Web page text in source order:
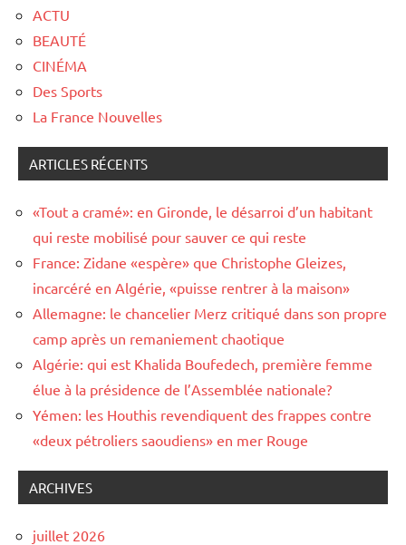
ACTU
BEAUTÉ
CINÉMA
Des Sports
La France Nouvelles
ARTICLES RÉCENTS
«Tout a cramé»: en Gironde, le désarroi d’un habitant
qui reste mobilisé pour sauver ce qui reste
France: Zidane «espère» que Christophe Gleizes,
incarcéré en Algérie, «puisse rentrer à la maison»
Allemagne: le chancelier Merz critiqué dans son propre
camp après un remaniement chaotique
Algérie: qui est Khalida Boufedech, première femme
élue à la présidence de l’Assemblée nationale?
Yémen: les Houthis revendiquent des frappes contre
«deux pétroliers saoudiens» en mer Rouge
ARCHIVES
juillet 2026